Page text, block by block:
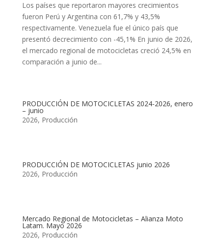
Los países que reportaron mayores crecimientos
fueron Perú y Argentina con 61,7% y 43,5%
respectivamente. Venezuela fue el único país que
presentó decrecimiento con -45,1% En junio de 2026,
el mercado regional de motocicletas creció 24,5% en
comparación a junio de...
PRODUCCIÓN DE MOTOCICLETAS 2024-2026, enero
– junio
2026, Producción
PRODUCCIÓN DE MOTOCICLETAS junio 2026
2026, Producción
Mercado Regional de Motocicletas – Alianza Moto
Latam. Mayo 2026
2026, Producción